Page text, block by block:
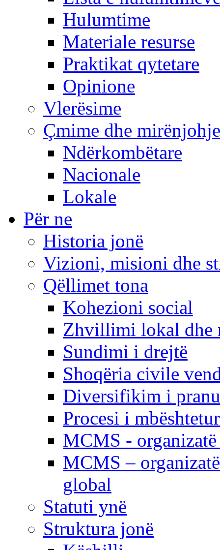
Hulumtime
Materiale resurse
Praktikat qytetare
Opinione
Vlerësime
Çmime dhe mirënjohje
Ndërkombëtare
Nacionale
Lokale
Për ne
Historia jonë
Vizioni, misioni dhe
Qëllimet tona
Kohezioni social
Zhvillimi lokal dhe
Sundimi i drejtë
Shoqëria civile
Diversifikim i
Procesi i
MCMS -
MCMS –
global
Statuti ynë
Struktura jonë